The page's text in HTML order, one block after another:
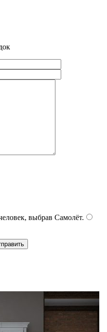
выбрав Самолёт.